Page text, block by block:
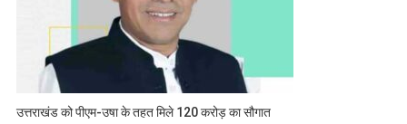
उत्तराखंड को पीएम-उषा के तहत मिले 120 करोड़ का सौगात